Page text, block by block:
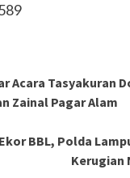
Acara Tasyakuran
Zainal Pagar Alam
BBL, Polda
Kerugian